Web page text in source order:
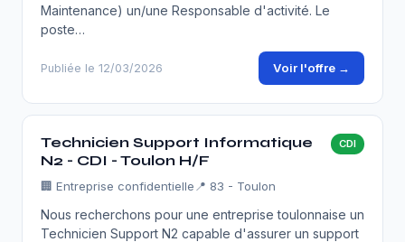
Maintenance) un/une Responsable d'activité. Le
poste…
Publiée le 12/03/2026 Voir l'offre →
Technicien Support Informatique
N2 - CDI - Toulon H/F
CDI
🏢 Entreprise confidentielle 📍 83 - Toulon
Nous recherchons pour une entreprise toulonnaise un
Technicien Support N2 capable d'assurer un support